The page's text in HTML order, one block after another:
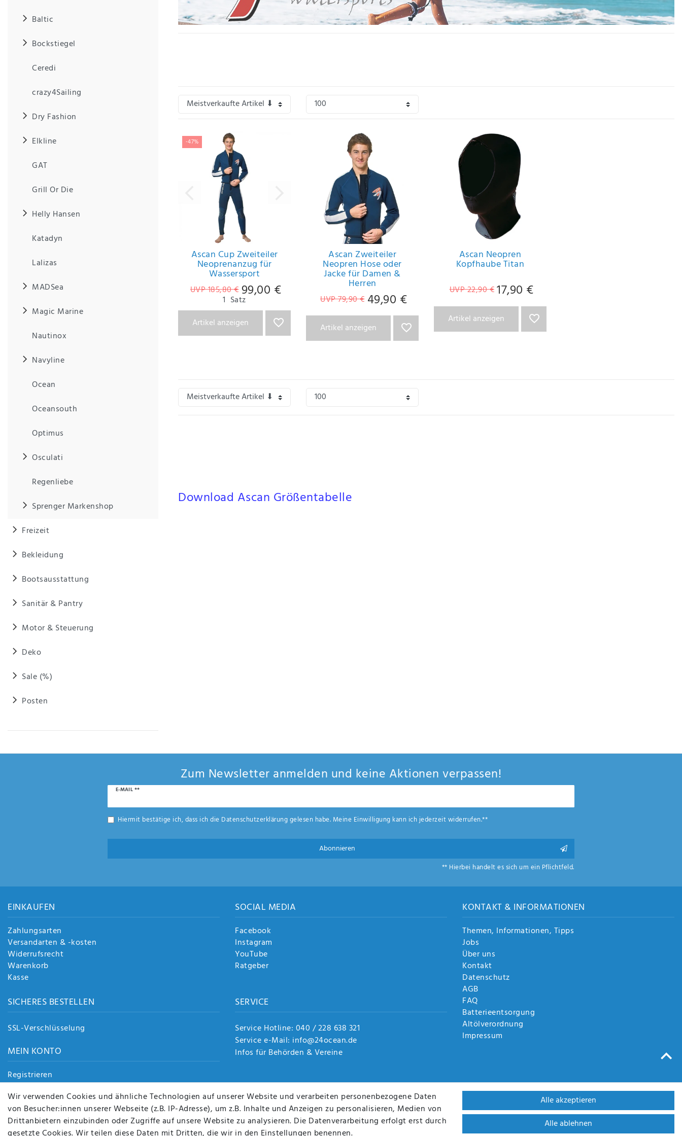
Baltic
Bockstiegel
Ceredi
crazy4Sailing
Dry Fashion
Elkline
GAT
Grill Or Die
Helly Hansen
Katadyn
Lalizas
MADSea
Magic Marine
Nautinox
Navyline
Ocean
Oceansouth
Optimus
Osculati
Regenliebe
Sprenger Markenshop
Freizeit
Bekleidung
Bootsausstattung
Sanitär & Pantry
Motor & Steuerung
Deko
Sale (%)
Posten
Hiermit
bestätige
ich, dass
Daten­
erklärung
habe.
Anf
rag
sen
n
-47%
Ascan Cup Zweiteiler
Neoprenanzug für
Wassersport
UVP 185,80 € 99,00 €
1 Satz
Artikel anzeigen
Ascan Zweiteiler
Neopren Hose oder
Jacke für Damen &
Herren
UVP 79,90 € 49,90 €
Artikel anzeigen
Ascan Neopren
Kopfhaube Titan
UVP 22,90 €17,90 €
Artikel anzeigen
Download Ascan Größentabelle
Zum Newsletter anmelden und keine Aktionen verpassen!
E-MAIL **
Newsletter
Hiermit bestätige ich, dass ich die Daten­schutz­erklärunggelesen habe. Meine Einwilligung kann ich jederzeit widerrufen.**
Abonnieren
** Hierbei handelt es sich um ein Pflichtfeld.
EINKAUFEN
Zahlungsarten
Versandarten & -kosten
Widerrufsrecht
Warenkorb
Kasse
SICHERES BESTELLEN
SSL-Verschlüsselung
MEIN KONTO
Registrieren
Login
SOCIAL MEDIA
Facebook
Instagram
YouTube
Ratgeber
SERVICE
Service Hotline: 040 / 228 638 321
Service e-Mail: info@24ocean.de
Infos für Behörden & Vereine
KONTAKT & INFORMATIONEN
Themen, Informationen, Tipps
Jobs
Über uns
Kontakt
Datenschutz
AGB
FAQ
Batterieentsorgung
Altölverordnung
Impressum
Wir verwenden Cookies und ähnliche Technologien auf unserer Website und verarbeiten personenbezogene Daten
von Besucher:innen unserer Webseite (z.B. IP-Adresse), um z.B. Inhalte und Anzeigen zu personalisieren, Medien von
Drittanbietern einzubinden oder Zugriffe auf unsere Website zu analysieren. Die Datenverarbeitung erfolgt erst durch
Alle akzeptieren
Alle ablehnen